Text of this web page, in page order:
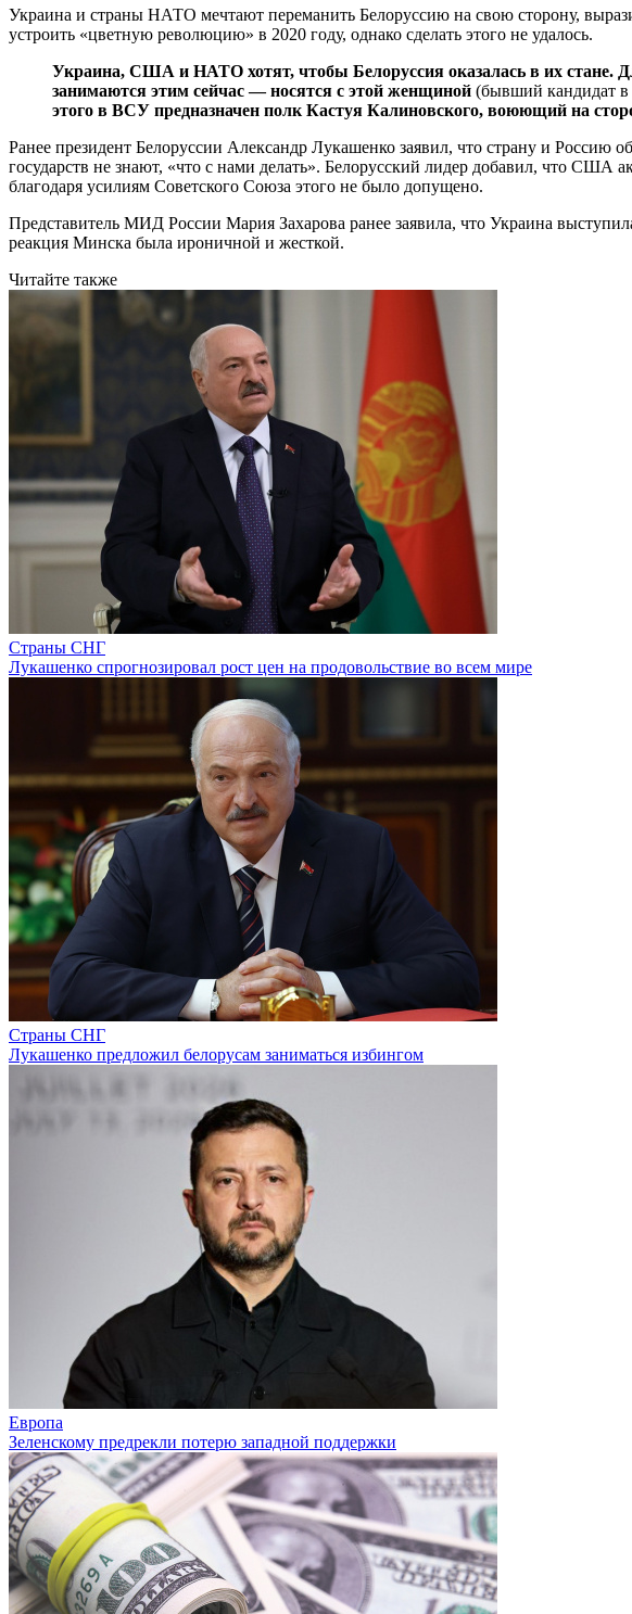
Украина и страны НАТО мечтают переманить Белоруссию на свою сторону,
устроить «цветную революцию» в 2020 году, однако сделать этого не удалось.
Украина, США и НАТО хотят, чтобы Белоруссия оказалась в их стане.
занимаются этим сейчас — носятся с этой женщиной (бывший кандидат в
этого в ВСУ предназначен полк Кастуя Калиновского, воюющий на
Ранее президент Белоруссии Александр Лукашенко заявил, что страну и Россию
государств не знают, «что с нами делать». Белорусский лидер добавил, что
благодаря усилиям Советского Союза этого не было допущено.
Представитель МИД России Мария Захарова ранее заявила, что Украина
реакция Минска была ироничной и жесткой.
Читайте также
Страны СНГ
Лукашенко спрогнозировал рост цен на продовольствие во всем мире
Страны СНГ
Лукашенко предложил белорусам заниматься избингом
Европа
Зеленскому предрекли потерю западной поддержки